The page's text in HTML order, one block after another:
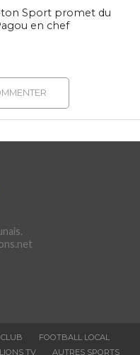
Sport promet du
en chef
FOOTBALL LOCAL
TV AUTRES SPORTS